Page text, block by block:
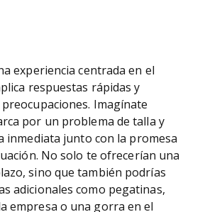
experiencia centrada en el
respuestas rápidas y
Imagínate
por un problema de talla y
inmediata junto con la promesa
No solo te ofrecerían una
sino que también podrías
adicionales como pegatinas,
empresa o una gorra en el